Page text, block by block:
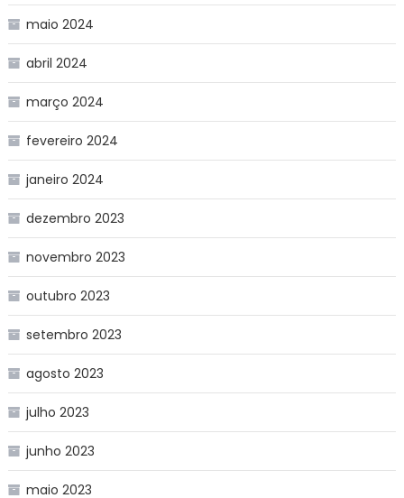
maio 2024
abril 2024
março 2024
fevereiro 2024
janeiro 2024
dezembro 2023
novembro 2023
outubro 2023
setembro 2023
agosto 2023
julho 2023
junho 2023
maio 2023